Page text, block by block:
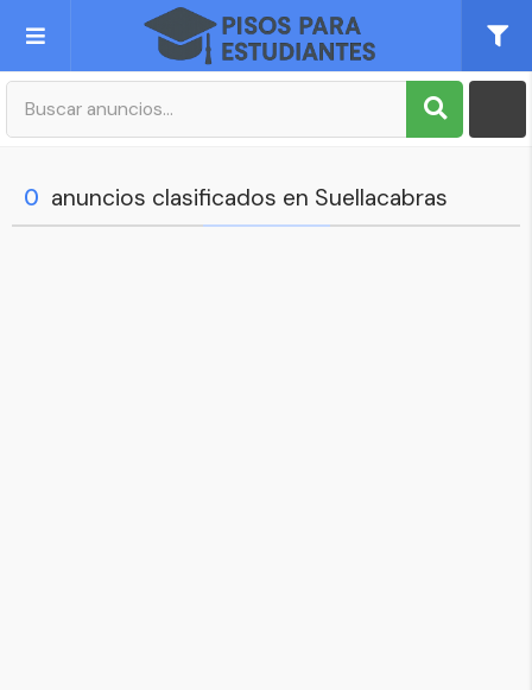
Publica tu Anuncio
0 anuncios clasificados en Suellacabras